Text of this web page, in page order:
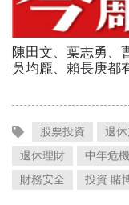
股票投資 退休
退休理財
中年危機
財務安全
投資 賭